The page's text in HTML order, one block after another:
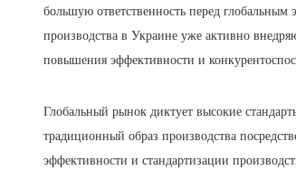
большую ответственность перед
производства в Украине уже активно
повышения эффективности и
Глобальный рынок диктует высокие
традиционный образ производства
эффективности и стандартизации